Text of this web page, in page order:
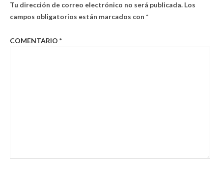
Tu dirección de correo electrónico no será publicada. Los
campos obligatorios están marcados con *
COMENTARIO *